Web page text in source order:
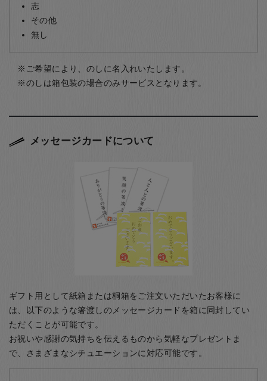
志
その他
無し
ご希望により、のしに名入れいたします。
のしは箱包装の場合のみサービスとなります。
メッセージカードについて
ギフト用として紙箱または桐箱をご注文いただいたお客様に
は、以下のような箸渡しのメッセージカードを箱に同封してい
ただくことが可能です。
お祝いや感謝の気持ちを伝えるものから気軽なプレゼントま
で、さまざまなシチュエーションに対応可能です。